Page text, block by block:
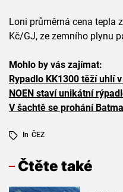
Loni průměrná cena tepla
Kč/GJ, ze zemního plynu
Mohlo by vás zajímat:
Rypadlo KK1300 těží uhlí
NOEN staví unikátní
V šachtě se prohání
In ČEZ
Čtěte také